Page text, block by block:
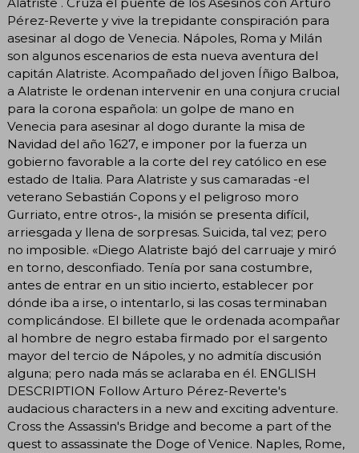
Alatriste . Cruza el puente de los Asesinos con Arturo
Pérez-Reverte y vive la trepidante conspiración para
asesinar al dogo de Venecia. Nápoles, Roma y Milán
son algunos escenarios de esta nueva aventura del
capitán Alatriste. Acompañado del joven Íñigo Balboa,
a Alatriste le ordenan intervenir en una conjura crucial
para la corona española: un golpe de mano en
Venecia para asesinar al dogo durante la misa de
Navidad del año 1627, e imponer por la fuerza un
gobierno favorable a la corte del rey católico en ese
estado de Italia. Para Alatriste y sus camaradas -el
veterano Sebastián Copons y el peligroso moro
Gurriato, entre otros-, la misión se presenta difícil,
arriesgada y llena de sorpresas. Suicida, tal vez; pero
no imposible. «Diego Alatriste bajó del carruaje y miró
en torno, desconfiado. Tenía por sana costumbre,
antes de entrar en un sitio incierto, establecer por
dónde iba a irse, o intentarlo, si las cosas terminaban
complicándose. El billete que le ordenada acompañar
al hombre de negro estaba firmado por el sargento
mayor del tercio de Nápoles, y no admitía discusión
alguna; pero nada más se aclaraba en él. ENGLISH
DESCRIPTION Follow Arturo Pérez-Reverte's
audacious characters in a new and exciting adventure.
Cross the Assassin's Bridge and become a part of the
quest to assassinate the Doge of Venice. Naples, Rome,